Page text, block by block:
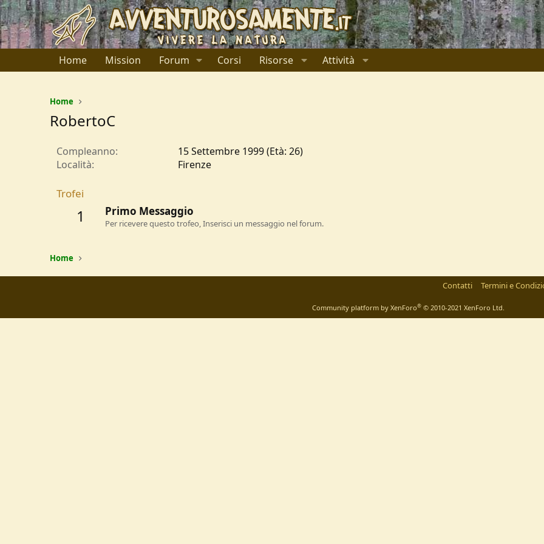
Home Mission Forum Corsi Risorse Attività
Home
RobertoC
Compleanno
15 Settembre 1999 (Età: 26)
Località
Firenze
Trofei
1 Primo Messaggio
Per ricevere questo trofeo, Inserisci un messaggio nel forum.
Home
Contatti Termini e
Community platform by XenForo® © 2010-2021 XenForo Ltd.